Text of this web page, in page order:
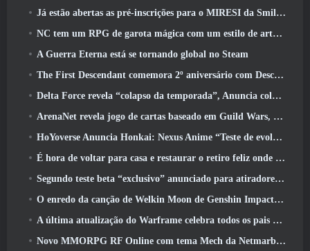
Já estão abertas as pré-inscrições para o MIRESI da Smilegate: Futuro Invisível
NC tem um RPG de garota mágica com um estilo de arte inspirado em anime dos anos 90 em desenvolvimento
A Guerra Eterna está se tornando global no Steam
The First Descendant comemora 2º aniversário com Descendant Fest 2026 Fluxo
Delta Force revela “colapso da temporada”, Anuncia colaboração Rainbow Six Siege
ArenaNet revela jogo de cartas baseado em Guild Wars, Enevoado
HoYoverse Anuncia Honkai: Nexus Anime “Teste de evolução”
É hora de voltar para casa e restaurar o retiro feliz onde os ventos se encontram
Segundo teste beta “exclusivo” anunciado para atiradores de sobrevivência em equipe
O enredo da canção de Welkin Moon de Genshin Impact chega ao fim.. Na lua
A última atualização do Warframe celebra todos os pais do espaço
Novo MMORPG RF Online com tema Mech da Netmarble será lançado globalmente